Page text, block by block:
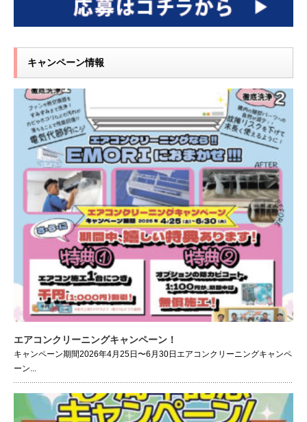
キャンペーン情報
エアコンクリーニングキャンペーン！
キャンペーン期間2026年4月25日〜6月30日エアコンクリーニングキャンペ
ーン...